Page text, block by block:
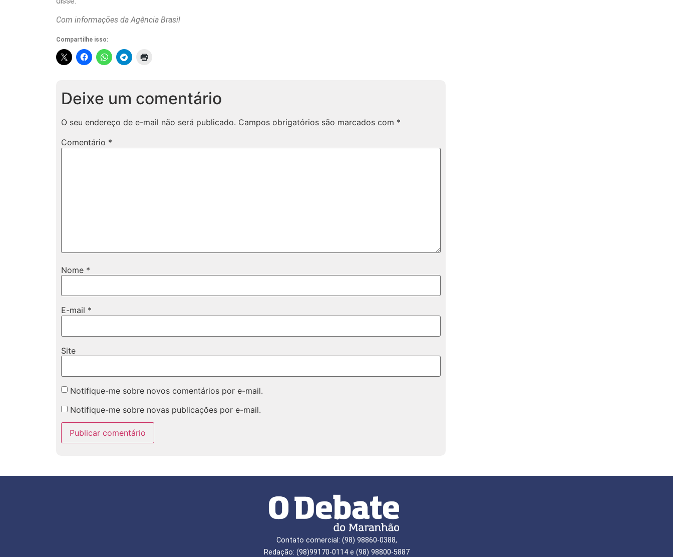
Com informações da Agência Brasil
Compartilhe isso:
Deixe um comentário
O seu endereço de e-mail não será publicado. Campos obrigatórios são marcados com *
Comentário *
Nome *
E-mail *
Site
Notifique-me sobre novos comentários por e-mail.
Notifique-me sobre novas publicações por e-mail.
Contato comercial: (98) 98860-0388,
Redação: (98)99170-0114 e (98) 98800-5887